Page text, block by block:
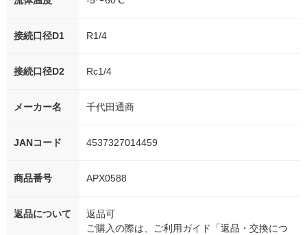
接続口径D1 R1/4
接続口径D2 Rc1/4
メーカー名 千代田通商
JANコード 4537327014459
商品番号 APX0588
返品について
返品可
ご購入の際は、ご利用ガイド「返品・交換につ